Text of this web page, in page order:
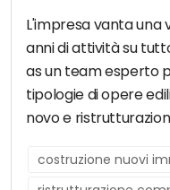
L'impresa vanta
anni di attività su
as un team esperto
tipologie di opere
novo e
costruzione nuovi